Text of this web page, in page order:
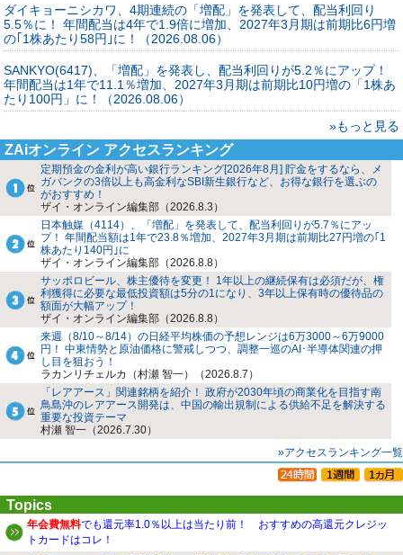
ダイキョーニシカワ、4期連続の「増配」を発表して、配当利回り
5.5％に！ 年間配当は4年で1.9倍に増加、2027年3月期は前期比6円増
の｢1株あたり58円｣に！（2026.08.06）
SANKYO(6417)、「増配」を発表し、配当利回りが5.2％にアップ！
年間配当は1年で11.1％増加、2027年3月期は前期比10円増の「1株あ
たり100円」に！（2026.08.06）
»もっと見る
ZAiオンライン アクセスランキング
定期預金の金利が高い銀行ランキング[2026年8月] 貯金をするなら、メ
ガバンクの3倍以上も高金利なSBI新生銀行など、お得な銀行を選ぶの
がおすすめ！
ザイ・オンライン編集部（2026.8.3）
日本触媒（4114）、「増配」を発表して、配当利回りが5.7％にアッ
プ！ 年間配当額は1年で23.8％増加、2027年3月期は前期比27円増の｢1
株あたり140円｣に
ザイ・オンライン編集部（2026.8.8）
サッポロビール、株主優待を変更！ 1年以上の継続保有は必須だが、権
利獲得に必要な最低投資額は5分の1になり、3年以上保有時の優待品の
額面が大幅アップ！
ザイ・オンライン編集部（2026.8.8）
来週（8/10～8/14）の日経平均株価の予想レンジは6万3000～6万9000
円！ 中東情勢と原油価格に警戒しつつ、調整一巡のAI･半導体関連の押
し目を狙おう！
ラカンリチェルカ（村瀬 智一）（2026.8.7）
「レアアース」関連銘柄を紹介！ 政府が2030年頃の商業化を目指す南
鳥島沖のレアアース開発は、中国の輸出規制による供給不足を解決する
重要な投資テーマ
村瀬 智一（2026.7.30）
»アクセスランキング一覧
Topics
年会費無料でも還元率1.0％以上は当たり前！ おすすめの高還元クレジッ
トカードはコレ！